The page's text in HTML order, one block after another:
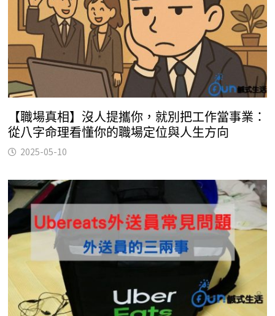
【職場真相】沒人提攜你，就別把工作當事業：
從八字命理看懂你的職場定位與人生方向
2025-05-10